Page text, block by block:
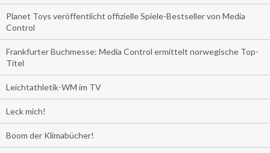
Planet Toys veröffentlicht offizielle Spiele-Bestseller von Media
Control
Frankfurter Buchmesse: Media Control ermittelt norwegische Top-
Titel
Leichtathletik-WM im TV
Leck mich!
Boom der Klimabücher!